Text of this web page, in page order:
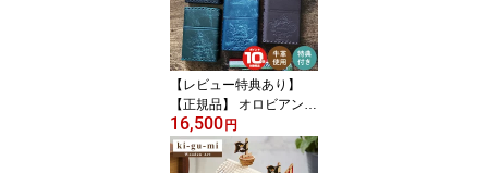
レット スキミング防止
メンズ レディース スラ
イド カードウォレット
誕生日 旦那 プレゼント
男性
【レビュー特典あり】
【正規品】 オロビアンコ
ジッポー 本牛革手縫いラ
イター ORZ-001 | OROBI
ANCO ZIPPO ライター
16,500 円